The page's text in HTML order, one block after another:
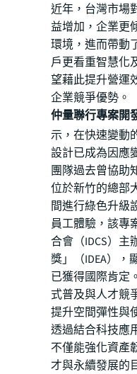
近年，台灣市場
益增加，企業更
環境，進而帶動
戶更看重智慧化
望藉此提升營運
企業競爭優勢。
仲量聯行專案開
示，在快速變動
設計已成為因應
團隊過去曾協助
位於新竹的總部
間進行綠色升級
員工體驗，該專
合會（IDCS）
獎」（IDEA），
已獲得國際肯定
式普及與人才競
提升空間彈性與
透過結合科技應
不僅能強化資產
才與永續發展的